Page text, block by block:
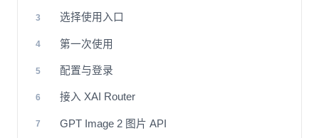
3 选择使用入口
4 第一次使用
5 配置与登录
6 接入 XAI Router
7 GPT Image 2 图片 API